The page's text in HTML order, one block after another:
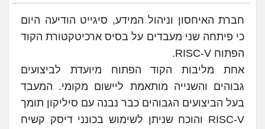
חברת האיחסון וניהול המידע, סיגייט הודיעה היום
כי פיתחה שני מעבדים על בסיס ארכיטקטורת הקוד
הפתוח RISC-V.
אחת מליבות הקוד הפתוח מיועדת לביצועים
גבוהים והשנייה מותאמת ליישום מקומי. המעבד
בעל הביצועים הגבוהים כבר נבנה עם סיליקון תומך
RISC-V והוכח שניתן לשימוש בכונני דיסק קשיח